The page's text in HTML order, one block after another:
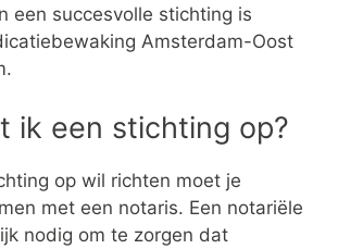
een succesvolle stichting is
Amsterdam-Oost
ik een stichting op?
op wil richten moet je
met een notaris. Een notariële
nodig om te zorgen dat